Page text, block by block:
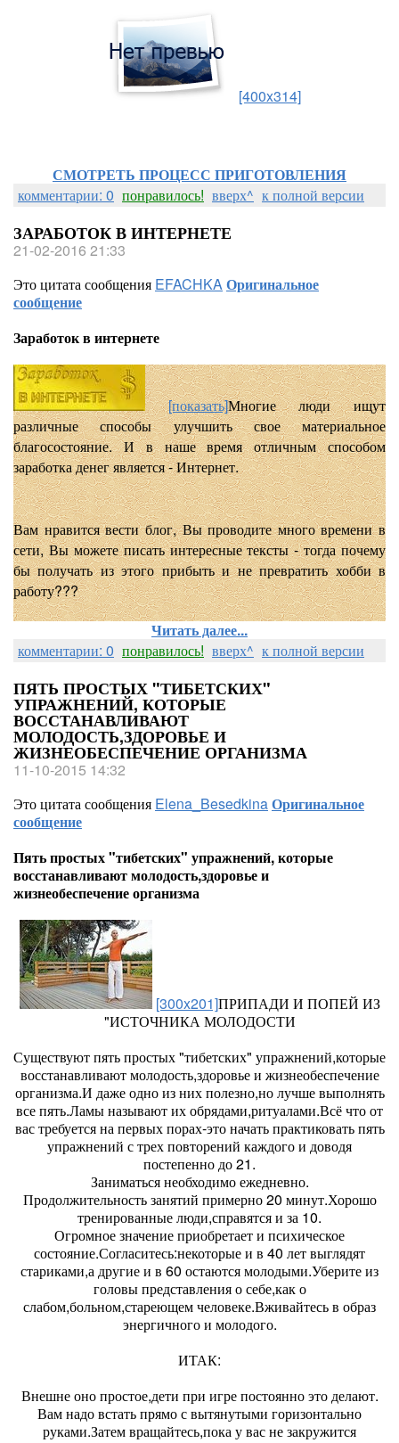
[400x314]
СМОТРЕТЬ ПРОЦЕСС ПРИГОТОВЛЕНИЯ
комментарии: 0 понравилось! вверх^ к полной версии
ЗАРАБОТОК В ИНТЕРНЕТЕ
21-02-2016 21:33
Это цитата сообщения EFACHKAОригинальное
сообщение
Заработок в интернете
[показать]Многие люди ищут
различные способы улучшить свое материальное
благосостояние. И в наше время отличным способом
заработка денег является - Интернет.
Вам нравится вести блог, Вы проводите много времени в
сети, Вы можете писать интересные тексты - тогда почему
бы получать из этого прибыть и не превратить хобби в
работу???
Читать далее...
комментарии: 0 понравилось! вверх^ к полной версии
ПЯТЬ ПРОСТЫХ "ТИБЕТСКИХ"
УПРАЖНЕНИЙ, КОТОРЫЕ
ВОССТАНАВЛИВАЮТ
МОЛОДОСТЬ,ЗДОРОВЬЕ И
ЖИЗНЕОБЕСПЕЧЕНИЕ ОРГАНИЗМА
11-10-2015 14:32
Это цитата сообщения Elena_BesedkinaОригинальное
сообщение
Пять простых "тибетских" упражнений, которые
восстанавливают молодость,здоровье и
жизнеобеспечение организма
[300x201]ПРИПАДИ И ПОПЕЙ ИЗ
"ИСТОЧНИКА МОЛОДОСТИ
Существуют пять простых "тибетских" упражнений,которые
восстанавливают молодость,здоровье и жизнеобеспечение
организма.И даже одно из них полезно,но лучше выполнять
все пять.Ламы называют их обрядами,ритуалами.Всё что от
вас требуется на первых порах-это начать практиковать пять
упражнений с трех повторений каждого и доводя
постепенно до 21.
Заниматься необходимо ежедневно.
Продолжительность занятий примерно 20 минут.Хорошо
тренированные люди,справятся и за 10.
Огромное значение приобретает и психическое
состояние.Согласитесь:некоторые и в 40 лет выглядят
стариками,а другие и в 60 остаются молодыми.Уберите из
головы представления о себе,как о
слабом,больном,стареющем человеке.Вживайтесь в образ
энергичного и молодого.
ИТАК:
Внешне оно простое,дети при игре постоянно это делают.
Вам надо встать прямо с вытянутыми горизонтально
руками.Затем вращайтесь,пока у вас не закружится